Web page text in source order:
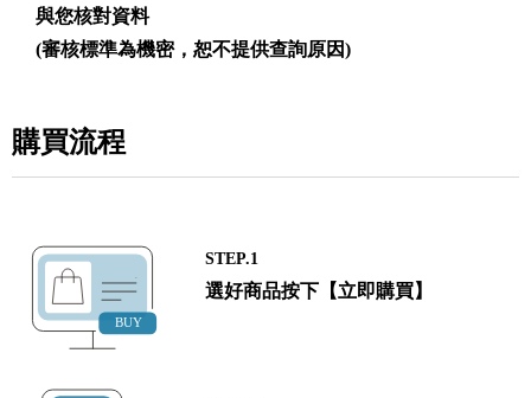
與您核對資料
(審核標準為機密，恕不提供查詢原因)
購買流程
STEP.1
選好商品按下【立即購買】